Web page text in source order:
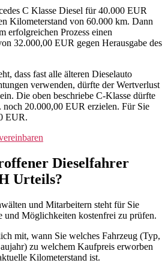
C Klasse Diesel für 40.000 EUR
Kilometerstand von 60.000 km. Dann
erfolgreichen Prozess einen
32.000,00 EUR gegen Herausgabe des
dass fast alle älteren Dieselauto
verwenden, dürfte der Wertverlust
Die oben beschriebe C-Klasse dürfte
20.000,00 EUR erzielen. Für Sie
EUR.
Dieselfahrer
Urteils?
und Mitarbeitern steht für Sie
und Möglichkeiten kostenfrei zu prüfen.
mit, wann Sie welches Fahrzeug (Typ,
zu welchem Kaufpreis erworben
Kilometerstand ist.